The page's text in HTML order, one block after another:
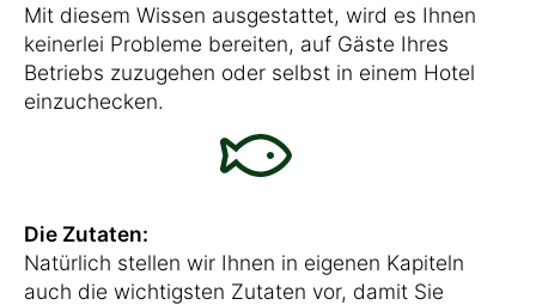
Mit diesem Wissen ausgestattet, wird es Ihnen
keinerlei Probleme bereiten, auf Gäste Ihres
Betriebs zuzugehen oder selbst in einem Hotel
einzuchecken.
Die Zutaten:
Natürlich stellen wir Ihnen in eigenen Kapiteln
auch die wichtigsten Zutaten vor, damit Sie